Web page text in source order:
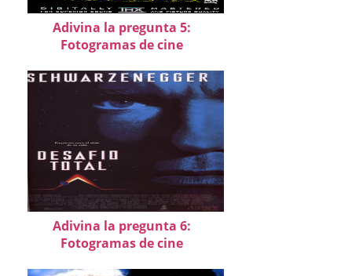
Adivina la pregunta 5:
Fotogramas de cine
Adivina la pregunta 6:
Fotogramas de cine